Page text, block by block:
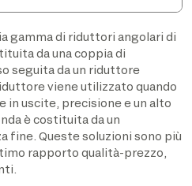
gamma di riduttori angolari di
da una coppia di
seguita da un riduttore
viene utilizzato quando
in uscite, precisione e un alto
è costituita da un
fine. Queste soluzioni sono più
rapporto qualità-prezzo,